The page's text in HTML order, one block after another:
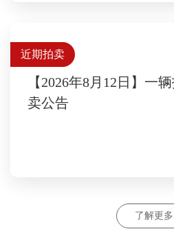
【2026年8月12日】一
卖公告
近期拍卖
了解更多